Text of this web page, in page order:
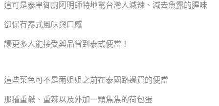
這可是泰皇御廚阿明師特地幫台灣人減辣、減去魚露的腥味
卻保有泰式風味與口感
讓更多人能接受與品嘗到泰式便當！
這些菜色可不是兩姐姐之前在泰國路邊買的便當
那種重鹹、重辣以及外加一顆焦焦的荷包蛋